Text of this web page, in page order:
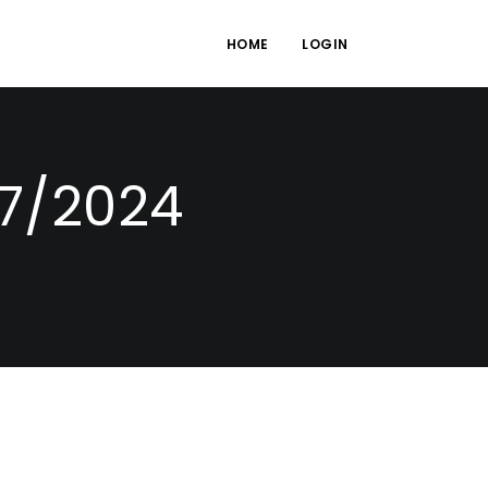
HOME LOGIN
2024